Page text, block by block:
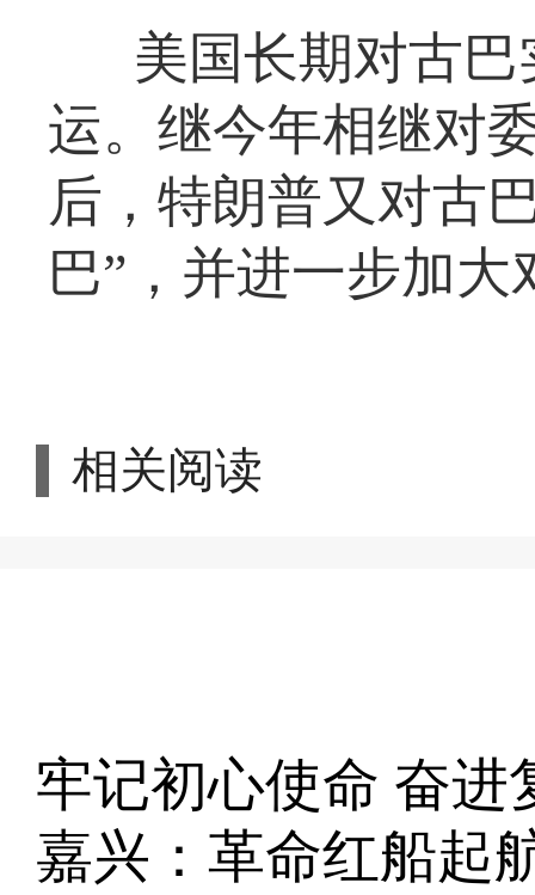
美国长期对古
运。继今年相继对
后，特朗普又对古
巴”，并进一步加
相关阅读
牢记初心使命 奋进
嘉兴：革命红船起